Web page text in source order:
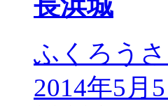
ふくろう
2014年5月